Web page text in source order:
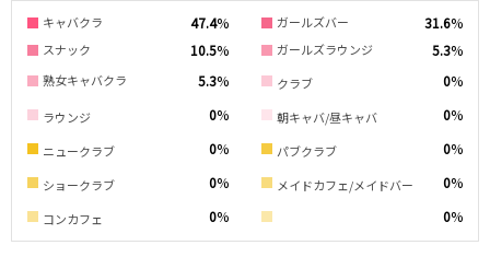
キャバクラ 47.4% ガールズバー 31.6%
スナック 10.5% ガールズラウンジ 5.3%
熟女キャバクラ 5.3% クラブ 0%
ラウンジ 0% 朝キャバ/昼キャバ 0%
ニュークラブ 0% パブクラブ 0%
ショークラブ 0% メイドカフェ/メイドバー 0%
コンカフェ 0% 0%
三軒茶屋駅
鷺沼駅
たまプラーザ駅
あざみ野駅
藤が丘駅
用賀駅
宮前平駅
桜新町駅
東急世田谷線
三軒茶屋駅
西太子堂駅
下高井戸駅
宮の坂駅